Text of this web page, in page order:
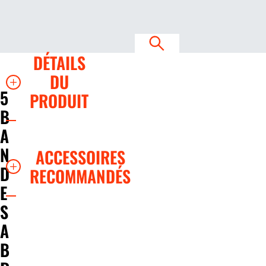
5
B
A
N
D
E
S
A
B
DÉTAILS
DU
PRODUIT
ACCESSOIRES
RECOMMANDÉS